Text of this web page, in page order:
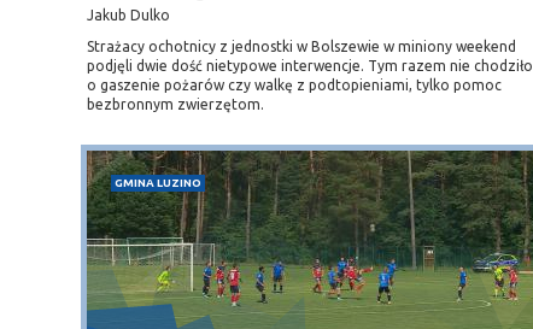
Jakub Dulko
Strażacy ochotnicy z jednostki w Bolszewie w miniony weekend
podjęli dwie dość nietypowe interwencje. Tym razem nie chodziło
o gaszenie pożarów czy walkę z podtopieniami, tylko pomoc
bezbronnym zwierzętom.
GMINA LUZINO